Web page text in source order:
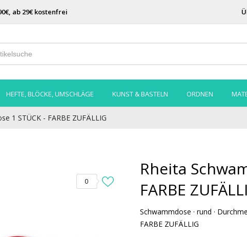
ab 29€ kostenfrei
HEFTE, BLÖCKE, UMSCHLÄGE KUNST & BASTELN ORDNEN
1 STÜCK - FARBE ZUFÄLLIG
0
Rheita
FARBE
Schwammdose · rund ·
FARBE ZUFÄLLIG